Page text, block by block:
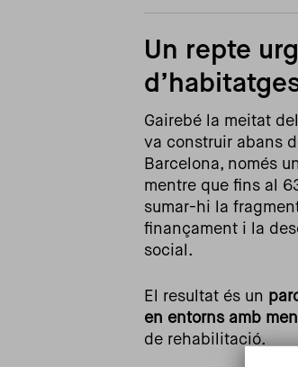
Un repte
Gairebé la meitat
va construir abans
Barcelona, només
mentre que fins al
sumar-hi la
finançament i la
social.
El resultat és un
en entorns amb
de rehabilitació.